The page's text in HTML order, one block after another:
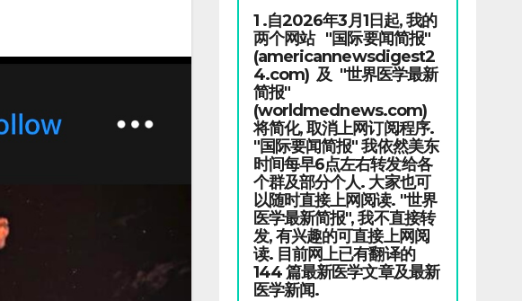
1 .自2026年3月1日起, 我的
两个网站 "国际要闻简报"
(americannewsdigest2
4.com) 及 "世界医学最新
简报"
(worldmednews.com)
将简化, 取消上网订阅程序.
"国际要闻简报" 我依然美东
时间每早6点左右转发给各
个群及部分个人. 大家也可
以随时直接上网阅读. "世界
医学最新简报", 我不直接转
发, 有兴趣的可直接上网阅
读. 目前网上已有翻译的
144 篇最新医学文章及最新
医学新闻.